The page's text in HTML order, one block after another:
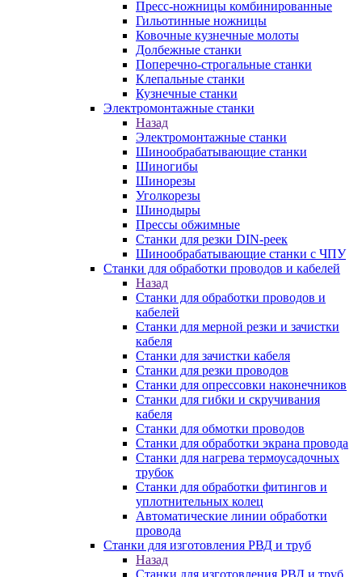
Пресс-ножницы комбинированные
Гильотинные ножницы
Ковочные кузнечные молоты
Долбежные станки
Поперечно-строгальные станки
Клепальные станки
Кузнечные станки
Электромонтажные станки
Назад
Электромонтажные станки
Шинообрабатывающие станки
Шиногибы
Шинорезы
Уголкорезы
Шинодыры
Прессы обжимные
Станки для резки DIN-реек
Шинообрабатывающие станки с ЧПУ
Станки для обработки проводов и кабелей
Назад
Станки для обработки проводов и
кабелей
Станки для мерной резки и зачистки
кабеля
Станки для зачистки кабеля
Станки для резки проводов
Станки для опрессовки наконечников
Станки для гибки и скручивания
кабеля
Станки для обмотки проводов
Станки для обработки экрана провода
Станки для нагрева термоусадочных
трубок
Станки для обработки фитингов и
уплотнительных колец
Автоматические линии обработки
провода
Станки для изготовления РВД и труб
Назад
Станки для изготовления РВД и труб